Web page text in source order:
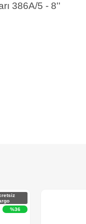
386A/5 - 8''
%36